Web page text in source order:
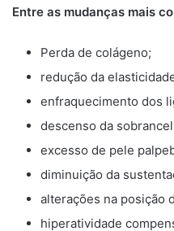
Entre as mudanças mais
Perda de colágeno;
redução da
enfraquecimento dos
descenso da
excesso de pele
diminuição da
alterações na posição
hiperatividade